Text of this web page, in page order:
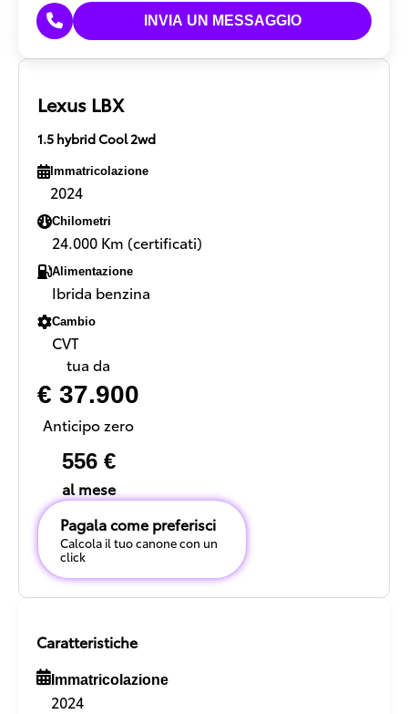
Lexus LBX
1.5 hybrid Cool 2wd
Immatricolazione
2024
Chilometri
24.000 Km (certificati)
Alimentazione
Ibrida benzina
Cambio
CVT
tua da
€ 37.900
Anticipo zero
556 €
al mese
Pagala come preferisci
Calcola il tuo canone con un
click
Caratteristiche
Immatricolazione
2024